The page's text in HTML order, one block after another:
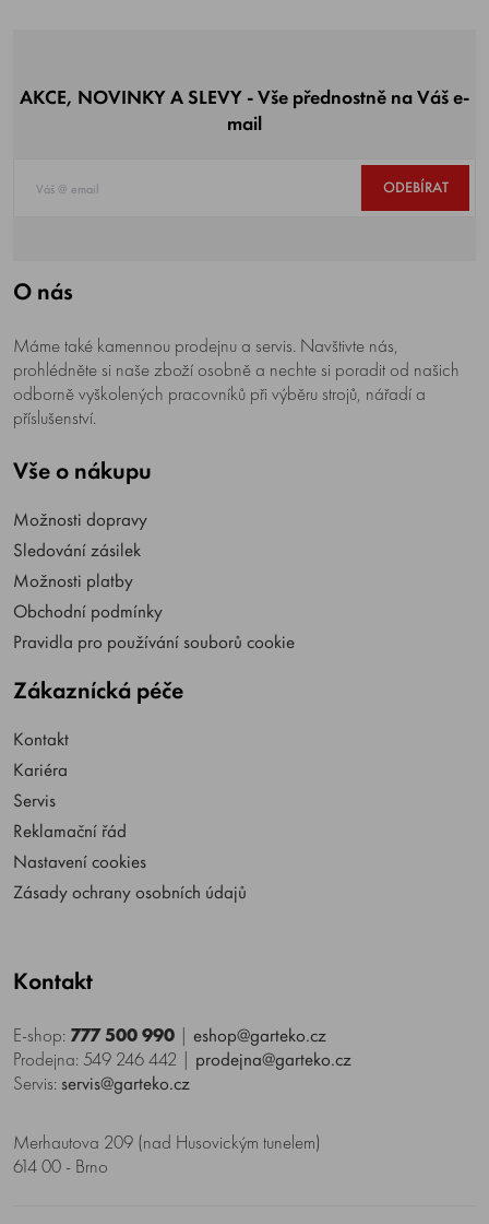
AKCE, NOVINKY A SLEVY - Vše přednostně na Váš e-
mail
ODEBÍRAT
O nás
Máme také kamennou prodejnu a servis. Navštivte nás,
prohlédněte si naše zboží osobně a nechte si poradit od našich
odborně vyškolených pracovníků při výběru strojů, nářadí a
příslušenství.
Vše o nákupu
Možnosti dopravy
Sledování zásilek
Možnosti platby
Obchodní podmínky
Pravidla pro používání souborů cookie
Zákaznícká péče
Kontakt
Kariéra
Servis
Reklamační řád
Nastavení cookies
Zásady ochrany osobních údajů
Kontakt
E-shop: 777 500 990 | eshop@garteko.cz
Prodejna: 549 246 442 | prodejna@garteko.cz
Servis: servis@garteko.cz
Merhautova 209 (nad Husovickým tunelem)
614 00 - Brno